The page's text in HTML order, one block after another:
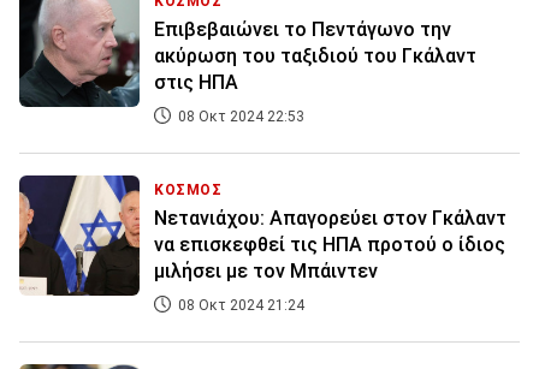
Επιβεβαιώνει το Πεντάγωνο την
ακύρωση του ταξιδιού του Γκάλαντ
στις ΗΠΑ
08 Οκτ 2024 22:53
ΚΟΣΜΟΣ
Νετανιάχου: Απαγορεύει στον Γκάλαντ
να επισκεφθεί τις ΗΠΑ προτού ο ίδιος
μιλήσει με τον Μπάιντεν
08 Οκτ 2024 21:24